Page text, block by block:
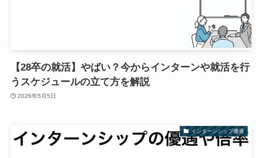
【28卒の就活】やばい？今からインターンや就活を行
うスケジュールの立て方を解説
2026年5月5日
インターンシップ優遇